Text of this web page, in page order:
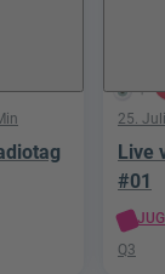
1
25.
Live
#01
Q3